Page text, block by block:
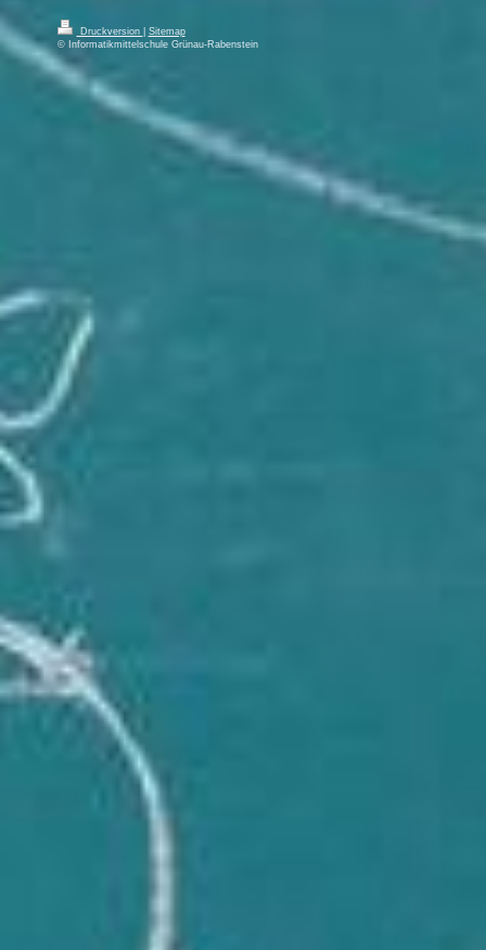
Druckversion
Sitemap
© Informatikmittelschule Grünau-Rabenstein